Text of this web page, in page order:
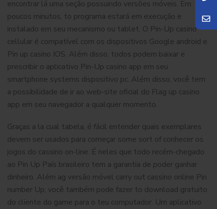
encontrar lá uma seção possuindo versões móveis. Em
poucos minutos, to programa estará em execução e
instalado em seu mecanismo ou tablet. O Pin-Up сasino
cellular é compatível com os dispositivos Google android e
Pin up casino IOS. Além disso, todos podem baixar e
prescribir o aplicativo Pin-Up casino app em seu
smartphone systems dispositivo pc. Além disso, você tem
a possibilidade de ir ao web-site oficial do Flag up casino
app em seu navegador a qualquer momento.
Graças a la cual tabela, é fácil entender quais exemplares
devem ser usados para começar some sort of conhecer os
jogos do cassino on-line. É neles que todo recém-chegado
ao Pin Up País brasileiro tem a garantia de poder ganhar
dinheiro. Além ag versão móvel carry out cassino online Pin
number Up, você também pode fazer to download gratuito
do cliente do game para o teu computador. Um aplicativo